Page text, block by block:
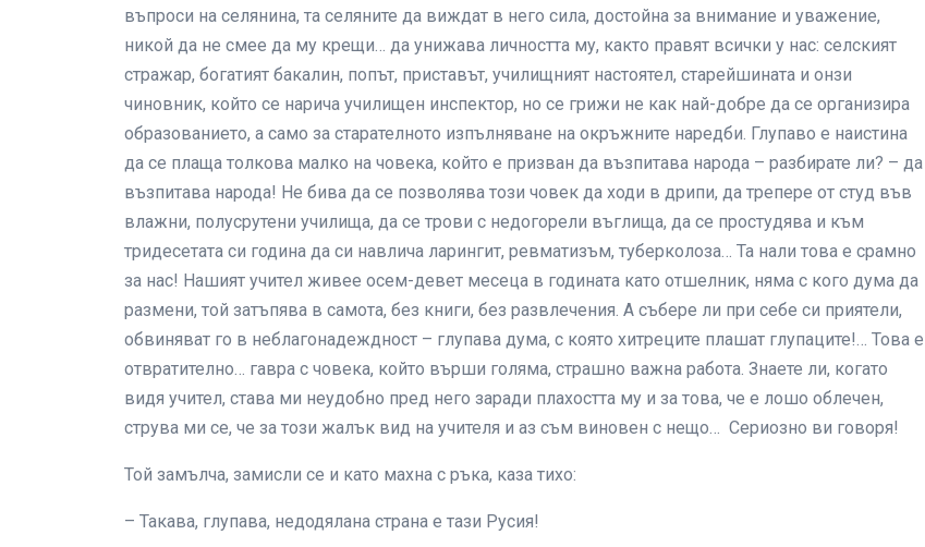
въпроси на селянина, та селяните да виждат в него сила, достойна за внимание и уважение,
никой да не смее да му крещи… да унижава личността му, както правят всички у нас: селският
стражар, богатият бакалин, попът, приставът, училищният настоятел, старейшината и онзи
чиновник, който се нарича училищен инспектор, но се грижи не как най-добре да се организира
образованието, а само за старателното изпълняване на окръжните наредби. Глупаво е наистина
да се плаща толкова малко на човека, който е призван да възпитава народа – разбирате ли? – да
възпитава народа! Не бива да се позволява този човек да ходи в дрипи, да трепере от студ във
влажни, полусрутени училища, да се трови с недогорели въглища, да се простудява и към
тридесетата си година да си навлича ларингит, ревматизъм, туберколоза… Та нали това е срамно
за нас! Нашият учител живее осем-девет месеца в годината като отшелник, няма с кого дума да
размени, той затъпява в самота, без книги, без развлечения. А събере ли при себе си приятели,
обвиняват го в неблагонадеждност – глупава дума, с която хитреците плашат глупаците!… Това е
отвратително… гавра с човека, който върши голяма, страшно важна работа. Знаете ли, когато
видя учител, става ми неудобно пред него заради плахостта му и за това, че е лошо облечен,
струва ми се, че за този жалък вид на учителя и аз съм виновен с нещо… Сериозно ви говоря!
Той замълча, замисли се и като махна с ръка, каза тихо:
– Такава, глупава, недодялана страна е тази Русия!